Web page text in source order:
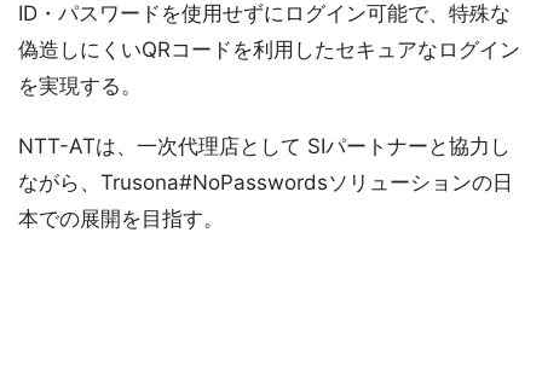
ID・パスワードを使用せずにログイン可能で、特殊な
偽造しにくいQRコードを利用したセキュアなログイン
を実現する。
NTT-ATは、一次代理店として SIパートナーと協力し
ながら、Trusona#NoPasswordsソリューションの日
本での展開を目指す。